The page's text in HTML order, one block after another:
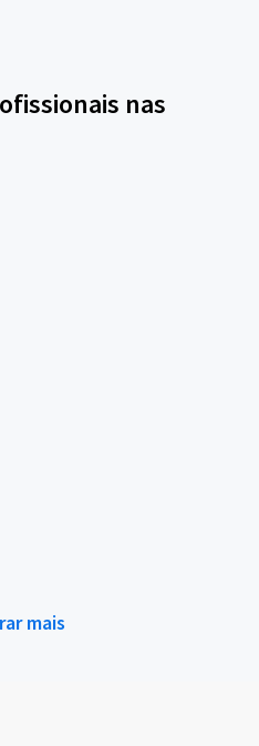
nas
mais